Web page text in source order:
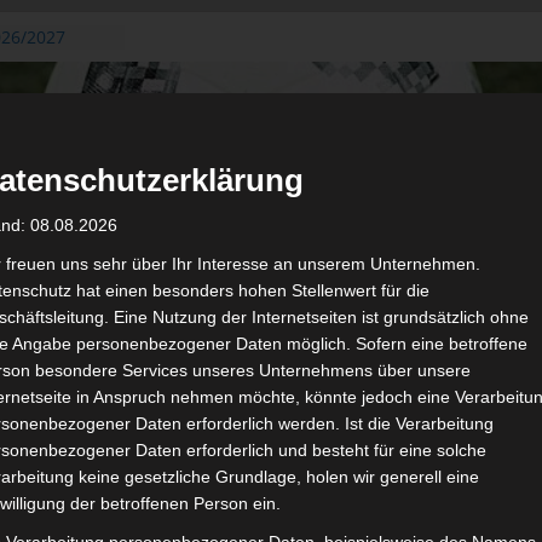
2027
August
aus der
der ersten 15
2027 –
20.
AS Soliman
zu
08.08.2026
freuen uns sehr über Ihr Interesse an unserem Unternehmen.
hat einen besonders hohen Stellenwert für die
Eine Nutzung der Internetseiten ist grundsätzlich ohne
Angabe personenbezogener Daten möglich. Sofern eine betroffene
besondere Services unseres Unternehmens über unsere
in Anspruch nehmen möchte, könnte jedoch eine
Daten erforderlich werden. Ist die Verarbeitung
Daten erforderlich und besteht für eine solche
keine gesetzliche Grundlage, holen wir generell eine
der betroffenen Person ein.